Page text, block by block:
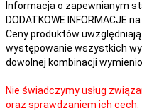
Informacja o zapewnianym
DODATKOWE INFORMACJE
Ceny produktów
występowanie wszystkich
dowolnej kombinacji
Nie świadczymy usług
oraz sprawdzaniem ich cech.